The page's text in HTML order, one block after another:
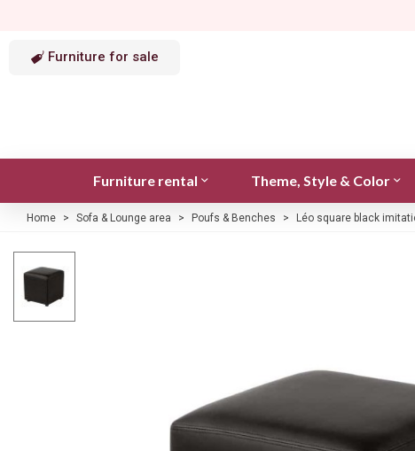
Furniture for sale
Furniture rental Theme, Style & Color
Home > Sofa & Lounge area > Poufs & Benches > Léo square black